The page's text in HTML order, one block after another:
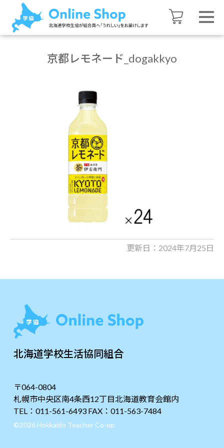
京都レモネード_dogakkyo
更新日：2024年7月25日
北海道学校生活協同組合
〒064-0804
札幌市中央区南4条西12丁目北海道教育会館内
TEL：011-561-6493 FAX：011-563-7484
©2026 Hokkaido Teacher Co-op